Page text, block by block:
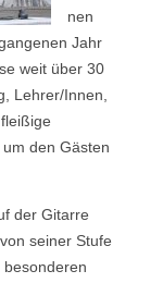
nen
Jahr
weit über 30
Lehrer/Innen,
den Gästen
der Gitarre
seiner Stufe